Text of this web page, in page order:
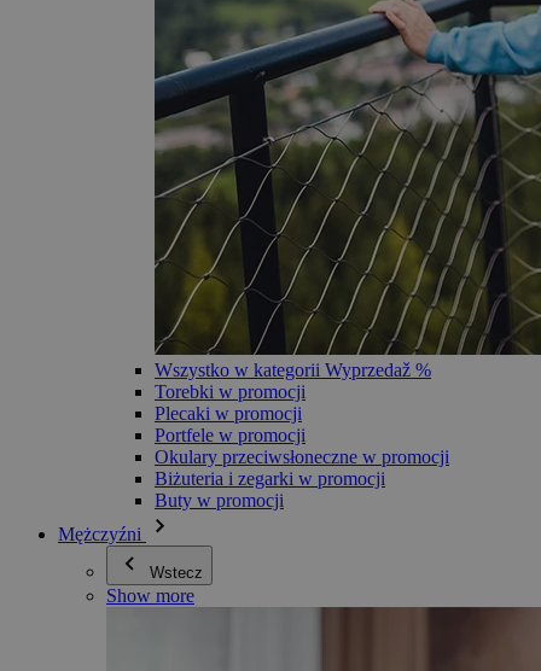
Wszystko w kategorii Wyprzedaž %
Torebki w promocji
Plecaki w promocji
Portfele w promocji
Okulary przeciwsłoneczne w promocji
Biżuteria i zegarki w promocji
Buty w promocji
Mężczyźni
Wstecz
Show more